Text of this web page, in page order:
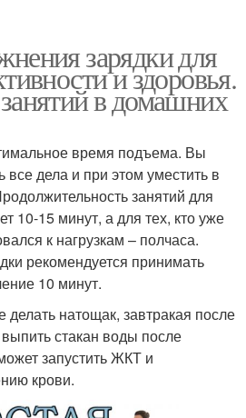
зарядки для
и здоровья.
в домашних
время подъема. Вы
все дела и при этом уместить в
занятий для
10-15 минут, а для тех, кто уже
к нагрузкам – полчаса.
рекомендуется принимать
10 минут.
натощак, завтракая после
стакан воды после
запустить ЖКТ и
крови.